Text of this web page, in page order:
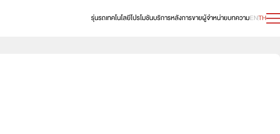
รุ่นรถเทคโนโลยีโปรโมชันบริการหลังการขายผู้จำหน่ายบทความENTH